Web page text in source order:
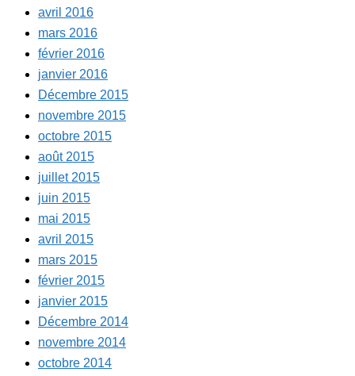
avril 2016
mars 2016
février 2016
janvier 2016
Décembre 2015
novembre 2015
octobre 2015
août 2015
juillet 2015
juin 2015
mai 2015
avril 2015
mars 2015
février 2015
janvier 2015
Décembre 2014
novembre 2014
octobre 2014